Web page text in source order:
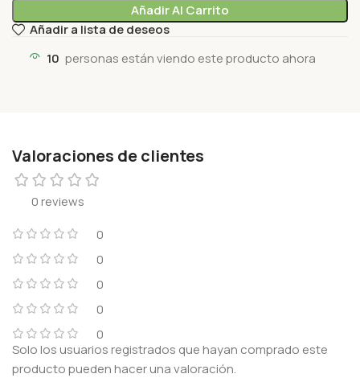
Añadir Al Carrito
Añadir a lista de deseos
10 personas están viendo este producto ahora
Valoraciones de clientes
0 reviews
0
0
0
0
0
Solo los usuarios registrados que hayan comprado este
producto pueden hacer una valoración.